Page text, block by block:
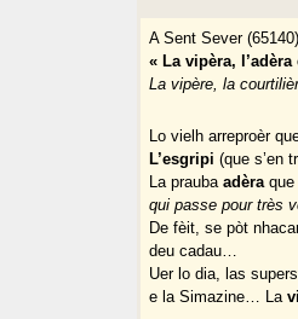
A Sent Sever
« La vipèra,
La vipère, la
Lo vielh arreproèr
L’esgripi (que s’en
La praubaadèraque
qui passe pour très
De fèit, se pòt
deu cadau…
Uer lo dia, las
e la Simazine… La